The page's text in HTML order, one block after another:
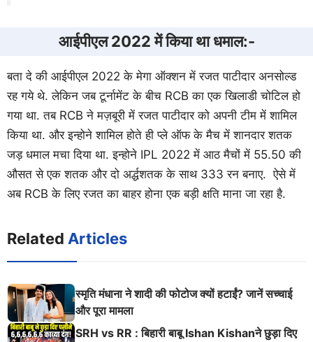
आईपीएल 2022 में किया था धमाल:-
बता दे की आईपीएल 2022 के मेगा ऑक्शन में रजत पाटीदार अनसोल्ड
रह गये थे. लेकिन जब टूर्नामेंट के बीच RCB का एक खिलाडी चोटिल हो
गया था. तब RCB ने मज़बूरी में रजत पाटीदार को अपनी टीम में शामिल
किया था. और इन्होने शामिल होते ही प्ले ऑफ के मैच में शानदार शतक
जड़ धमाल मचा दिया था. इन्होने IPL 2022 में आठ मैचों में 55.50 की
औसत से एक शतक और दो अर्द्धशतक के साथ 333 रन बनाए. ऐसे में
अब RCB के लिए रजत का बाहर होना एक बड़ी क्षति माना जा रहा है.
Related Articles
स्मृति मंधाना ने शादी की फोटोज क्यों हटाईं? जानें सच्चाई
और पूरा मामला
SRH vs RR : बिहारी बाबू Ishan Kishanने छुड़ा दिए